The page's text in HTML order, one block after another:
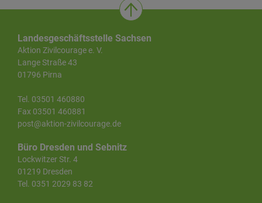
Landesgeschäftsstelle Sachsen
Aktion Zivilcourage e. V.
Lange Straße 43
01796 Pirna
Tel. 03501 460880
Fax 03501 460881
post@aktion-zivilcourage.de
Büro Dresden und Sebnitz
Lockwitzer Str. 4
01219 Dresden
Tel. 0351 2029 83 82